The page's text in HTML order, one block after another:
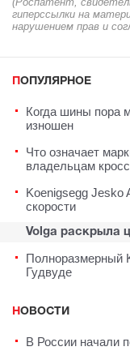
гиперссылки на
нарушением прав и
ПОПУЛЯРНОЕ
Когда шины пора
изношен
Что означает
владельцам
Koenigsegg Jesko
скорости
Volga раскрыла
Полноразмерный
Гудвуде
НОВОСТИ
В России начали